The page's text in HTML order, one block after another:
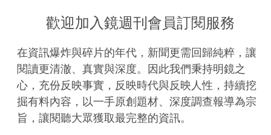
歡迎加入鏡週刊會員訂閱服務
在資訊爆炸與碎片的年代，新聞更需回歸純粹，讓
閱讀更清澈、真實與深度。因此我們秉持明鏡之
心，充份反映事實，反映時代與反映人性，持續挖
掘有料內容，以一手原創題材、深度調查報導為宗
旨，讓閱聽大眾獲取最完整的資訊。